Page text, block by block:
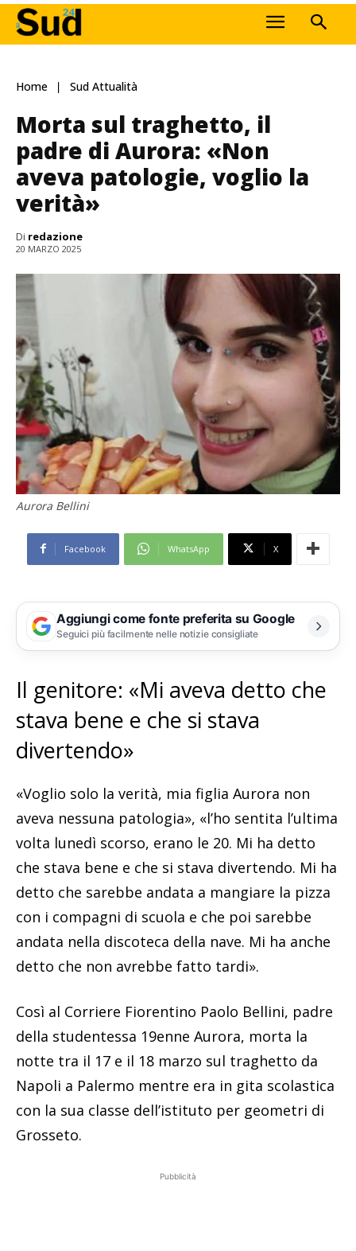
Home Sud Attualità
Morta sul traghetto, il
padre di Aurora: «Non
aveva patologie, voglio la
verità»
Di redazione
20 MARZO 2025
Aurora Bellini
Facebook WhatsApp X
Aggiungi come fonte preferita su Google
Seguici più facilmente nelle notizie consigliate
Il genitore: «Mi aveva detto che
stava bene e che si stava
divertendo»
«Voglio solo la verità, mia figlia Aurora non
aveva nessuna patologia», «l’ho sentita l’ultima
volta lunedì scorso, erano le 20. Mi ha detto
che stava bene e che si stava divertendo. Mi ha
detto che sarebbe andata a mangiare la pizza
con i compagni di scuola e che poi sarebbe
andata nella discoteca della nave. Mi ha anche
detto che non avrebbe fatto tardi».
Così al Corriere Fiorentino Paolo Bellini, padre
della studentessa 19enne Aurora, morta la
notte tra il 17 e il 18 marzo sul traghetto da
Napoli a Palermo mentre era in gita scolastica
con la sua classe dell’istituto per geometri di
Grosseto.
Pubblicità